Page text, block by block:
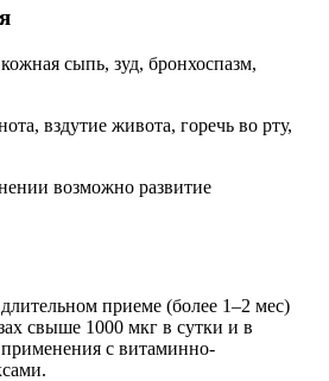
кожная сыпь, зуд, бронхоспазм,
вздутие живота, горечь во рту,
возможно развитие
приеме (более 1–2 мес)
свыше 1000 мкг в сутки и в
применения с витаминно-